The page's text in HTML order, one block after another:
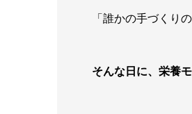
「誰かの手づくり
そんな日に、栄養